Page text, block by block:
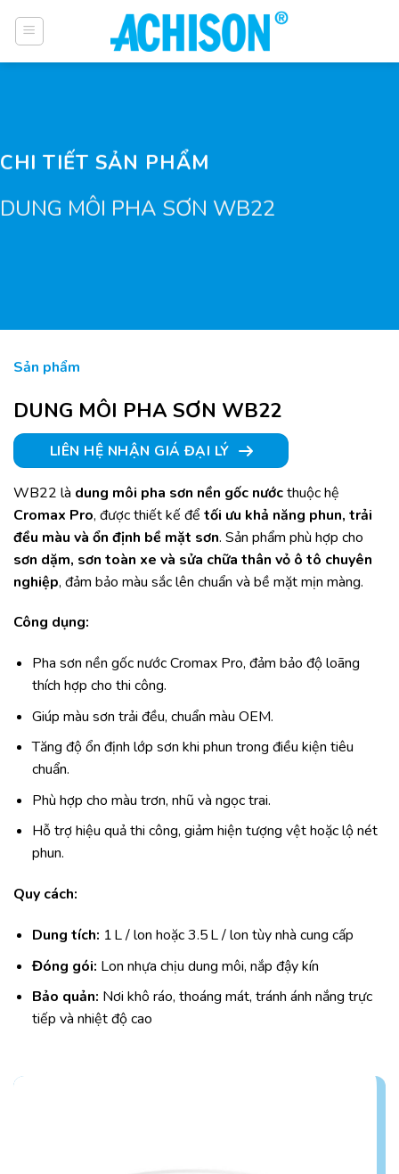
CHI TIẾT SẢN PHẨM
DUNG MÔI PHA SƠN WB22
Sản phẩm
DUNG MÔI PHA SƠN WB22
LIÊN HỆ NHẬN GIÁ ĐẠI LÝ
WB22 là dung môi pha sơn nền gốc nướcthuộc hệ
Cromax Pro, được thiết kế để tối ưu khả năng phun, trải
đều màu và ổn định bề mặt sơn. Sản phẩm phù hợp cho
sơn dặm, sơn toàn xe và sửa chữa thân vỏ ô tô chuyên
nghiệp, đảm bảo màu sắc lên chuẩn và bề mặt mịn màng.
Công dụng:
Pha sơn nền gốc nước Cromax Pro, đảm bảo độ loãng
thích hợp cho thi công.
Giúp màu sơn trải đều, chuẩn màu OEM.
Tăng độ ổn định lớp sơn khi phun trong điều kiện tiêu
chuẩn.
Phù hợp cho màu trơn, nhũ và ngọc trai.
Hỗ trợ hiệu quả thi công, giảm hiện tượng vệt hoặc lộ nét
phun.
Quy cách:
Dung tích: 1 L / lon hoặc 3.5 L / lon tùy nhà cung cấp
Đóng gói: Lon nhựa chịu dung môi, nắp đậy kín
Bảo quản: Nơi khô ráo, thoáng mát, tránh ánh nắng trực
tiếp và nhiệt độ cao